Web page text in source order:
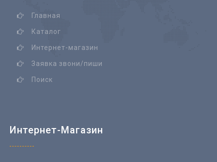
Главная
Каталог
Интернет-магазин
Заявка звони/пиши
Поиск
Интернет-Магазин